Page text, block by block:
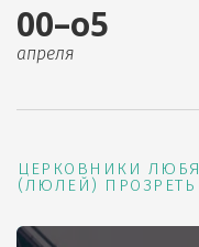
00–о5
апреля
ЦЕРКОВНИКИ
(ЛЮЛЕЙ) ПРОЗРЕТЬ